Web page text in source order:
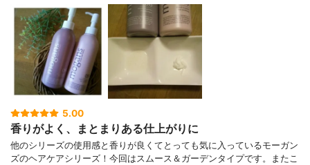
5.00
香りがよく、まとまりある仕上がりに
他のシリーズの使用感と香りが良くてとっても気に入っているモーガン
ズのヘアケアシリーズ！今回はスムース＆ガーデンタイプです。またこ